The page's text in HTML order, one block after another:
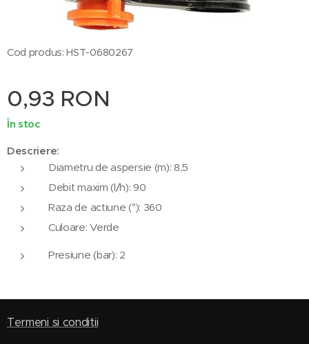
Cod produs: HST-0680267
0,93 RON
În stoc
Descriere:
Diametru de aspersie (m): 8,5
Debit maxim (l/h): 90
Raza de actiune (°): 360
Culoare: Verde
Presiune (bar): 2
Termeni si conditii